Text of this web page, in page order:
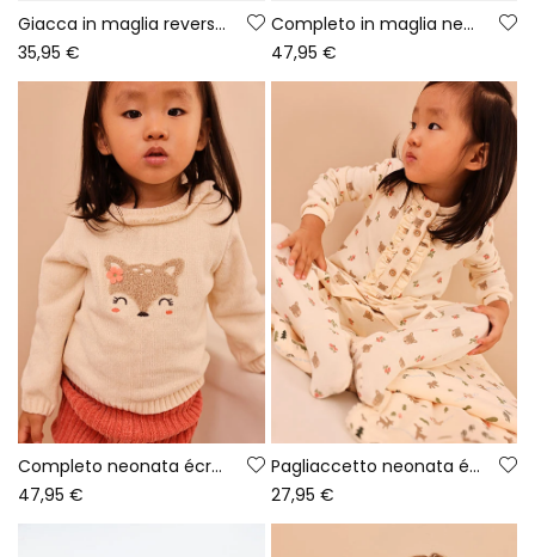
Giacca in maglia reversibile per neonata rosa con stampa floreale
35,95 €
Completo in maglia neonata rosa ricamato con gufo
47,95 €
Completo neonata écru ricamato con cervo
47,95 €
Pagliaccetto neonata écru con stampa di orsetti
27,95 €